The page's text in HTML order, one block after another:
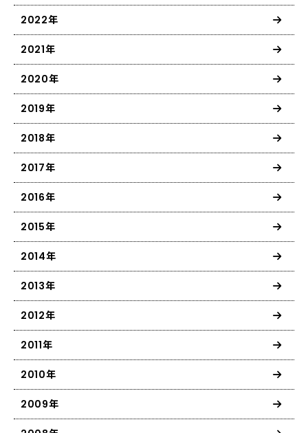
2022年
2021年
2020年
2019年
2018年
2017年
2016年
2015年
2014年
2013年
2012年
2011年
2010年
2009年